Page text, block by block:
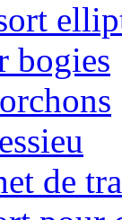
bogies
de